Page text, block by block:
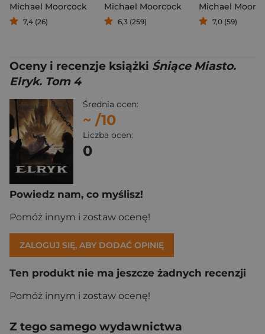
Michael Moorcock
7,4 (26)
Michael Moorcock
6,3 (259)
Michael
7,0 (59)
Oceny i recenzje książki Śniące Miasto.
Elryk. Tom 4
Średnia ocen:
~ /10
Liczba ocen:
0
Powiedz nam, co myślisz!
Pomóż innym i zostaw ocenę!
ZALOGUJ SIĘ, ABY DODAĆ OPINIĘ
Ten produkt nie ma jeszcze żadnych recenzji
Pomóż innym i zostaw ocenę!
Z tego samego wydawnictwa